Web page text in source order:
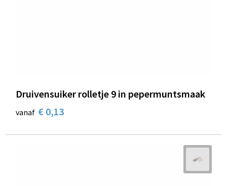
Druivensuiker rolletje 9 in pepermuntsmaak
vanaf € 0,13